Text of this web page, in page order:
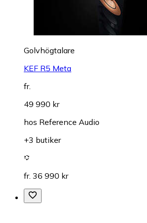
Golvhögtalare
KEF R5 Meta
fr.
49 990 kr
hos Reference Audio
+3 butiker
fr. 36 990 kr